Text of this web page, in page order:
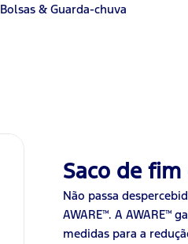
Bolsas & Guarda-chuva
Saco de
Não passa
AWARE™. A
medidas para a